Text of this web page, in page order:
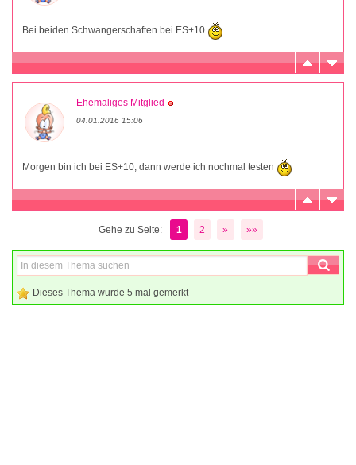
Bei beiden Schwangerschaften bei ES+10
Ehemaliges Mitglied
04.01.2016 15:06
Morgen bin ich bei ES+10, dann werde ich nochmal testen
Gehe zu Seite: 1 2 » »»
Dieses Thema wurde 5 mal gemerkt